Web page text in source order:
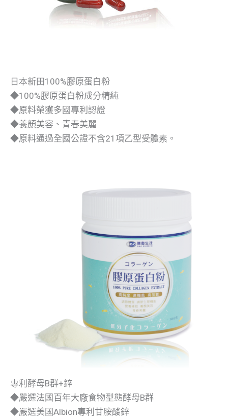
日本新田100%膠原蛋白粉
◆100%膠原蛋白粉成分精純
◆原料榮獲多國專利認證
◆養顏美容、青春美麗
◆原料通過全國公證不含21項乙型受體素。
專利酵母B群+鋅
◆嚴選法國百年大廠食物型態酵母B群
◆嚴選美國Albion專利甘胺酸鋅